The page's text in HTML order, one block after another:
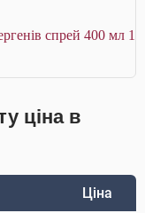
спрей 400 мл 1
ціна в
Ціна